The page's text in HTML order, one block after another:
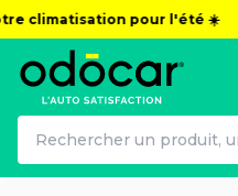
climatisation pour l'été ☀️